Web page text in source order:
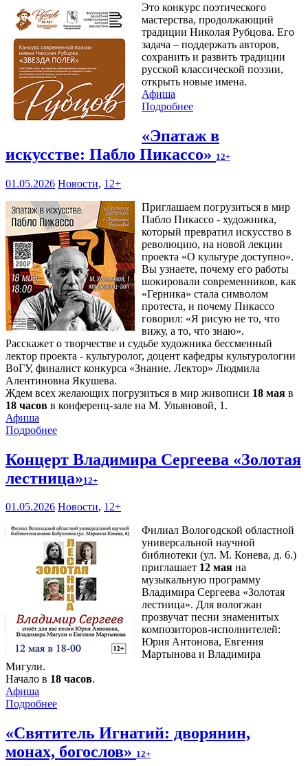
Это конкурс поэтического
мастерства, продолжающий
традиции Николая Рубцова. Его
задача – поддержать авторов,
сохранить и развить традиции
русской классической поэзии,
открыть новые имена.
Афиша
Подробнее
«Эпатаж в
искусстве: Пабло Пикассо» 12+
01.05.2026 Новости, 12+
Приглашаем погрузиться в мир
Пабло Пикассо - художника,
который превратил искусство в
революцию, на новой лекции
проекта «О культуре доступно».
Вы узнаете, почему его работы
шокировали современников, как
«Герника» стала символом
протеста, и почему Пикассо
говорил: «Я рисую не то, что
вижу, а то, что знаю».
Расскажет о творчестве и судьбе художника бессменный
лектор проекта - культуролог, доцент кафедры культурологии
ВоГУ, финалист конкурса «Знание. Лектор» Людмила
Алентиновна Якушева.
Ждем всех желающих погрузиться в мир живописи 18 мая в
18 часов в конференц-зале на М. Ульяновой, 1.
Афиша
Подробнее
Концерт Владимира Сергеева «Золотая
лестница»12+
01.05.2026 Новости, 12+
Филиал Вологодской областной
универсальной научной
библиотеки (ул. М. Конева, д. 6.)
приглашает 12 мая на
музыкальную программу
Владимира Сергеева «Золотая
лестница». Для вологжан
прозвучат песни знаменитых
композиторов-исполнителей:
Юрия Антонова, Евгения
Мартынова и Владимира
Мигули.
Начало в 18 часов.
Афиша
Подробнее
«Святитель Игнатий: дворянин,
монах, богослов» 12+